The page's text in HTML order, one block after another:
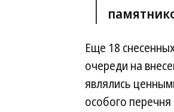
Еще 18
очереди на
являлись
особого